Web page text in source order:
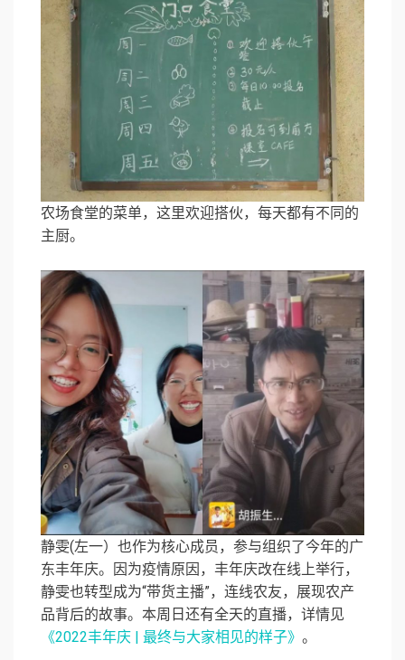
农场食堂的菜单，这里欢迎搭伙，每天都有不同的
主厨。
静雯(左一）也作为核心成员，参与组织了今年的广
东丰年庆。因为疫情原因，丰年庆改在线上举行，
静雯也转型成为“带货主播”，连线农友，展现农产
品背后的故事。本周日还有全天的直播，详情见
《2022丰年庆 | 最终与大家相见的样子》 。